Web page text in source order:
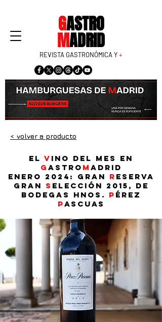
GASTRO
MADRID
REVISTA GASTRONÓMICA Y+
< volver a producto
El v ino del mes en
G astro M adrid
Enero 2024: Gran R eserva
Gran S elección 2015, de
Bodegas Hnos. P érez
Pascuas